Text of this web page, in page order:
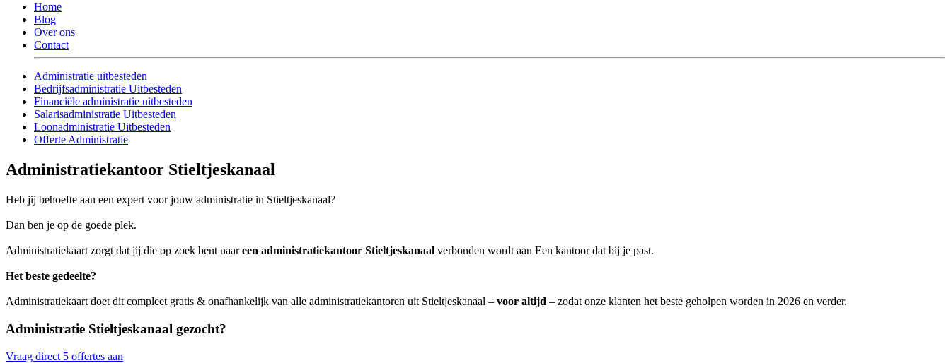
Home
Blog
Over ons
Contact
Administratie uitbesteden
Bedrijfsadministratie Uitbesteden
Financiële administratie uitbesteden
Salarisadministratie Uitbesteden
Loonadministratie Uitbesteden
Offerte Administratie
Administratiekantoor Stieltjeskanaal
Heb jij behoefte aan een expert voor jouw administratie in Stieltjeskanaal?
Dan ben je op de goede plek.
Administratiekaart zorgt dat jij die op zoek bent naareen administratiekantoor Stieltjeskanaal verbonden wordt aan Een kantoor dat bij je past.
Het beste gedeelte?
Administratiekaart doet dit compleet gratis & onafhankelijk van alle administratiekantoren uit Stieltjeskanaal – voor altijd – zodat onze klanten het beste geholpen worden in 2026 en verder.
Administratie Stieltjeskanaal gezocht?
Vraag direct 5 offertes aan